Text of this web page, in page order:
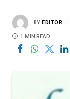
BY EDITOR
1 MIN READ